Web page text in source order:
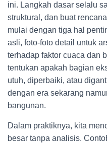
ini. Langkah dasar selalu
struktural, dan buat
mulai dengan tiga hal
asli, foto-foto detail untuk
terhadap faktor cuaca dan
tentukan apakah bagian
utuh, diperbaiki, atau
dengan era sekarang
bangunan.
Dalam praktiknya, kita
besar tanpa analisis.